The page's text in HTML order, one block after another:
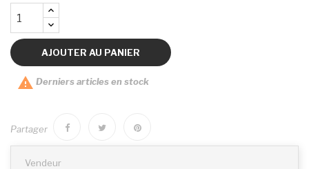
AJOUTER AU PANIER
 Derniers articles en stock
Partager
Vendeur